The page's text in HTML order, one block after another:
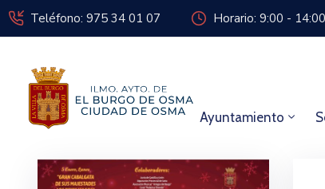
Teléfono: 975 34 01 07 Horario: 9:00 - 14:00
Ayuntamiento